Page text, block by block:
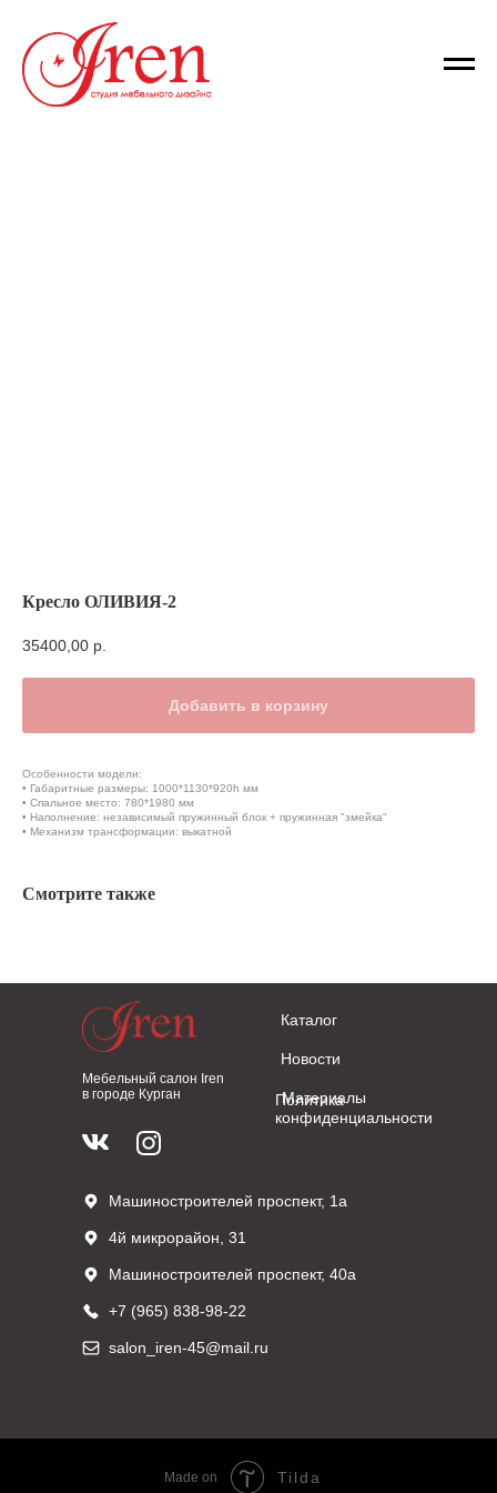
Кресло ОЛИВИЯ-2
35400,00 р.
Добавить в корзину
Особенности модели:
• Габаритные размеры: 1000*1130*920h мм
• Спальное место: 780*1980 мм
• Наполнение: независимый пружинный блок + пружинная "змейка"
• Механизм трансформации: выкатной
Смотрите также
Машиностроителей проспект, 1а
4й микрорайон, 31
Машиностроителей проспект, 40а
+7 (965) 838-98-22
salon_iren-45@mail.ru
Каталог
Новости
Политика
конфиденциальности
Материалы
Мебельный салон Iren
в городе Курган
Made on Tilda